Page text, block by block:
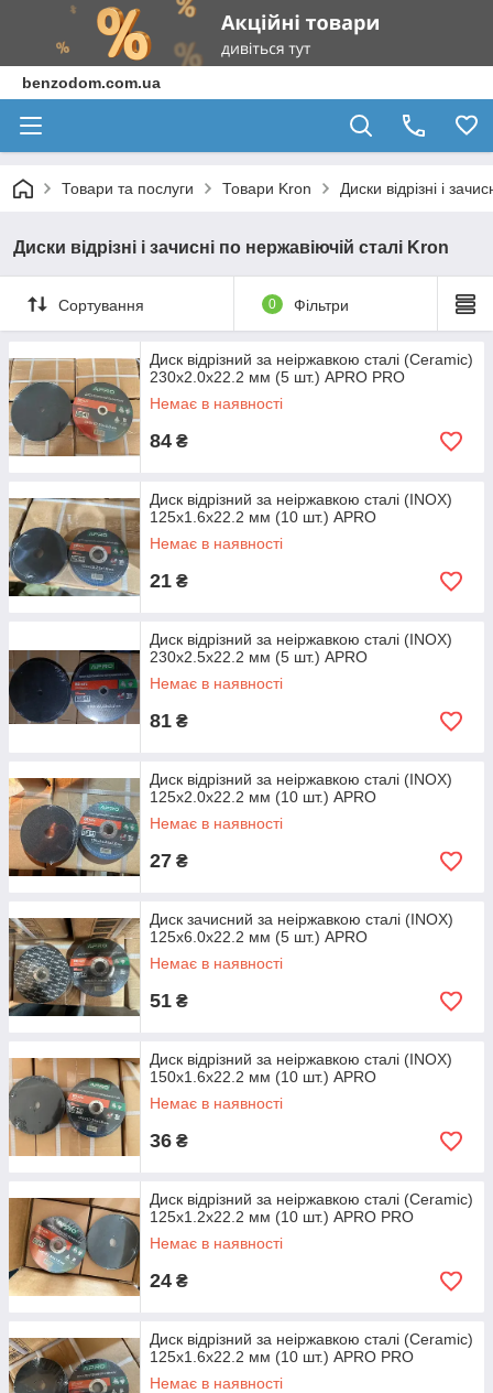
benzodom.com.ua
Товари та послуги Товари Kron Диски відрізні і
Диски відрізні і зачисні по нержавіючій сталі Kron
Сортування 0 Фільтри
Диск відрізний за неіржавкою сталі (Ceramic)
230х2.0х22.2 мм (5 шт.) APRO PRO
Немає в наявності
84 ₴
Диск відрізний за неіржавкою сталі (INOX)
125х1.6х22.2 мм (10 шт.) APRO
Немає в наявності
21 ₴
Диск відрізний за неіржавкою сталі (INOX)
230х2.5х22.2 мм (5 шт.) APRO
Немає в наявності
81 ₴
Диск відрізний за неіржавкою сталі (INOX)
125х2.0х22.2 мм (10 шт.) APRO
Немає в наявності
27 ₴
Диск зачисний за неіржавкою сталі (INOX)
125х6.0х22.2 мм (5 шт.) APRO
Немає в наявності
51 ₴
Диск відрізний за неіржавкою сталі (INOX)
150х1.6х22.2 мм (10 шт.) APRO
Немає в наявності
36 ₴
Диск відрізний за неіржавкою сталі (Ceramic)
125х1.2х22.2 мм (10 шт.) APRO PRO
Немає в наявності
24 ₴
Диск відрізний за неіржавкою сталі (Ceramic)
125х1.6х22.2 мм (10 шт.) APRO PRO
Немає в наявності